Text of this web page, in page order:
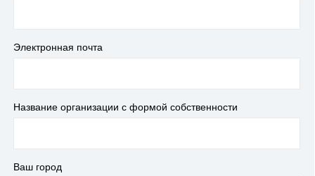
Электронная почта
Название организации с формой собственности
Ваш город